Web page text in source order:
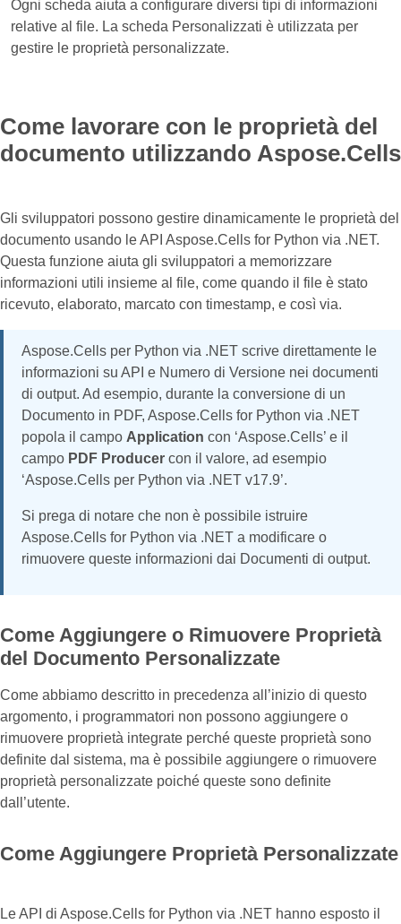
Ogni scheda aiuta a configurare diversi tipi di informazioni
relative al file. La scheda Personalizzati è utilizzata per
gestire le proprietà personalizzate.
Come lavorare con le proprietà del
documento utilizzando Aspose.Cells
Gli sviluppatori possono gestire dinamicamente le proprietà del
documento usando le API Aspose.Cells for Python via .NET.
Questa funzione aiuta gli sviluppatori a memorizzare
informazioni utili insieme al file, come quando il file è stato
ricevuto, elaborato, marcato con timestamp, e così via.
Aspose.Cells per Python via .NET scrive direttamente le
informazioni su API e Numero di Versione nei documenti
di output. Ad esempio, durante la conversione di un
Documento in PDF, Aspose.Cells for Python via .NET
popola il campo Application con ‘Aspose.Cells’ e il
campo PDF Producer con il valore, ad esempio
‘Aspose.Cells per Python via .NET v17.9’.
Si prega di notare che non è possibile istruire
Aspose.Cells for Python via .NET a modificare o
rimuovere queste informazioni dai Documenti di output.
Come Aggiungere o Rimuovere Proprietà
del Documento Personalizzate
Come abbiamo descritto in precedenza all’inizio di questo
argomento, i programmatori non possono aggiungere o
rimuovere proprietà integrate perché queste proprietà sono
definite dal sistema, ma è possibile aggiungere o rimuovere
proprietà personalizzate poiché queste sono definite
dall’utente.
Come Aggiungere Proprietà Personalizzate
Le API di Aspose.Cells for Python via .NET hanno esposto il